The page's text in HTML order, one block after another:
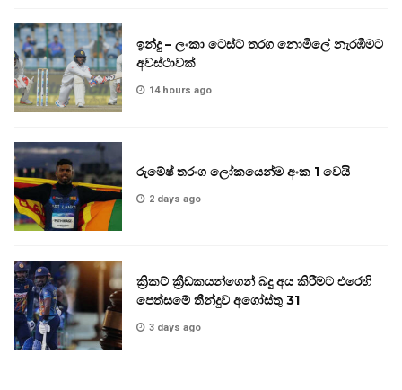
ඉන්දු – ලංකා ටෙස්ට් තරග නොමිලේ නැරඹීමට
අවස්ථාවක්
14 hours ago
රුමේෂ් තරංග ලෝකයෙන්ම අංක 1 වෙයි
2 days ago
ක්‍රිකට් ක්‍රීඩකයන්ගෙන් බදු අය කිරීමට එරෙහි
පෙත්සමේ තීන්දුව අගෝස්තු 31
3 days ago